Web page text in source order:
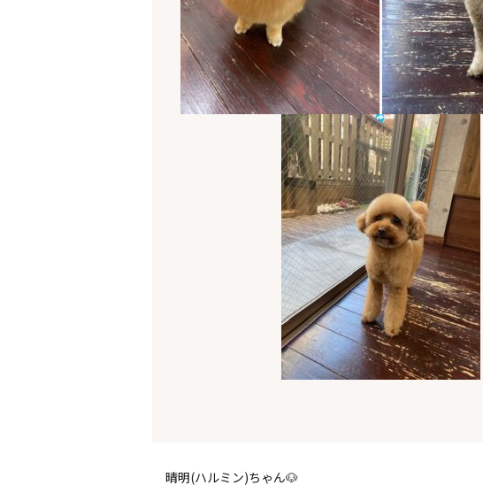
晴明(ハルミン)ちゃん🐶